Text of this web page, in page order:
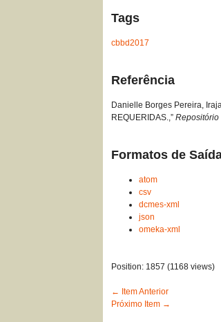
Tags
cbbd2017
Referência
Danielle Borges Pereira,
REQUERIDAS.,”Repositório
Formatos de
atom
csv
dcmes-xml
json
omeka-xml
Position: 1857 (1168 views)
← Item Anterior
Próximo Item →